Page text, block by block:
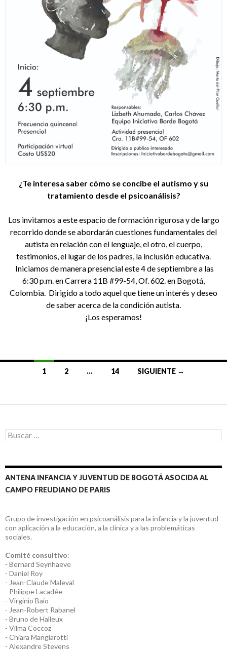
¿Te interesa saber cómo se concibe el autismo y su
tratamiento desde el psicoanálisis?
Los invitamos a este espacio de formación rigurosa y de largo
recorrido donde se abordarán cuestiones fundamentales del
autista en relación con el lenguaje, el otro, el cuerpo,
testimonios, el lugar de los padres, la inclusión educativa.
Iniciamos de manera presencial este 4 de septiembre a las
6:30 p.m. en Carrera 11B #99-54, Of. 602. en Bogotá,
Colombia. Dirigido a todo aquel que tiene un interés y deseo
de saber acerca de la condición autista.
¡Los esperamos!
las
1 2 … 14 SIGUIENTE →
Buscar:
ANTENA INFANCIA Y JUVENTUD DE BOGOTÁ ASOCIDA AL
CAMPO FREUDIANO DE PARIS
Grupo de investigación en psicoanálisis para la infancia y la juventud
con aplicación a la educación, a la clínica y a las problemáticas
sociales.
Comité consultivo:
- Bernard Seynhaeve
- Daniel Roy
- Jean-Claude Maleval
- Philippe Lacadée
- Virginio Baio
- Jean-Robert Rabanel
- Bruno de Halleux
- Vilma Coccoz
- Chiara Mangiarotti
- Alexandre Stevens